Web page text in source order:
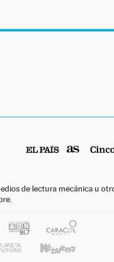
de lectura mecánica u